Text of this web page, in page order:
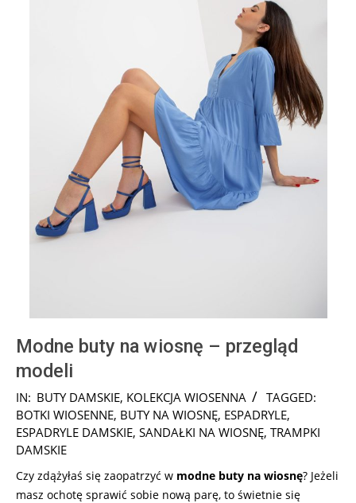
Modne buty na wiosnę – przegląd
modeli
2026-
02-
18
IN: BUTY DAMSKIE, KOLEKCJA WIOSENNA
TAGGED:
BOTKI WIOSENNE, BUTY NA WIOSNĘ, ESPADRYLE,
ESPADRYLE DAMSKIE, SANDAŁKI NA WIOSNĘ, TRAMPKI
DAMSKIE
Czy zdążyłaś się zaopatrzyć w modne buty na wiosnę? Jeżeli
masz ochotę sprawić sobie nową parę, to świetnie się